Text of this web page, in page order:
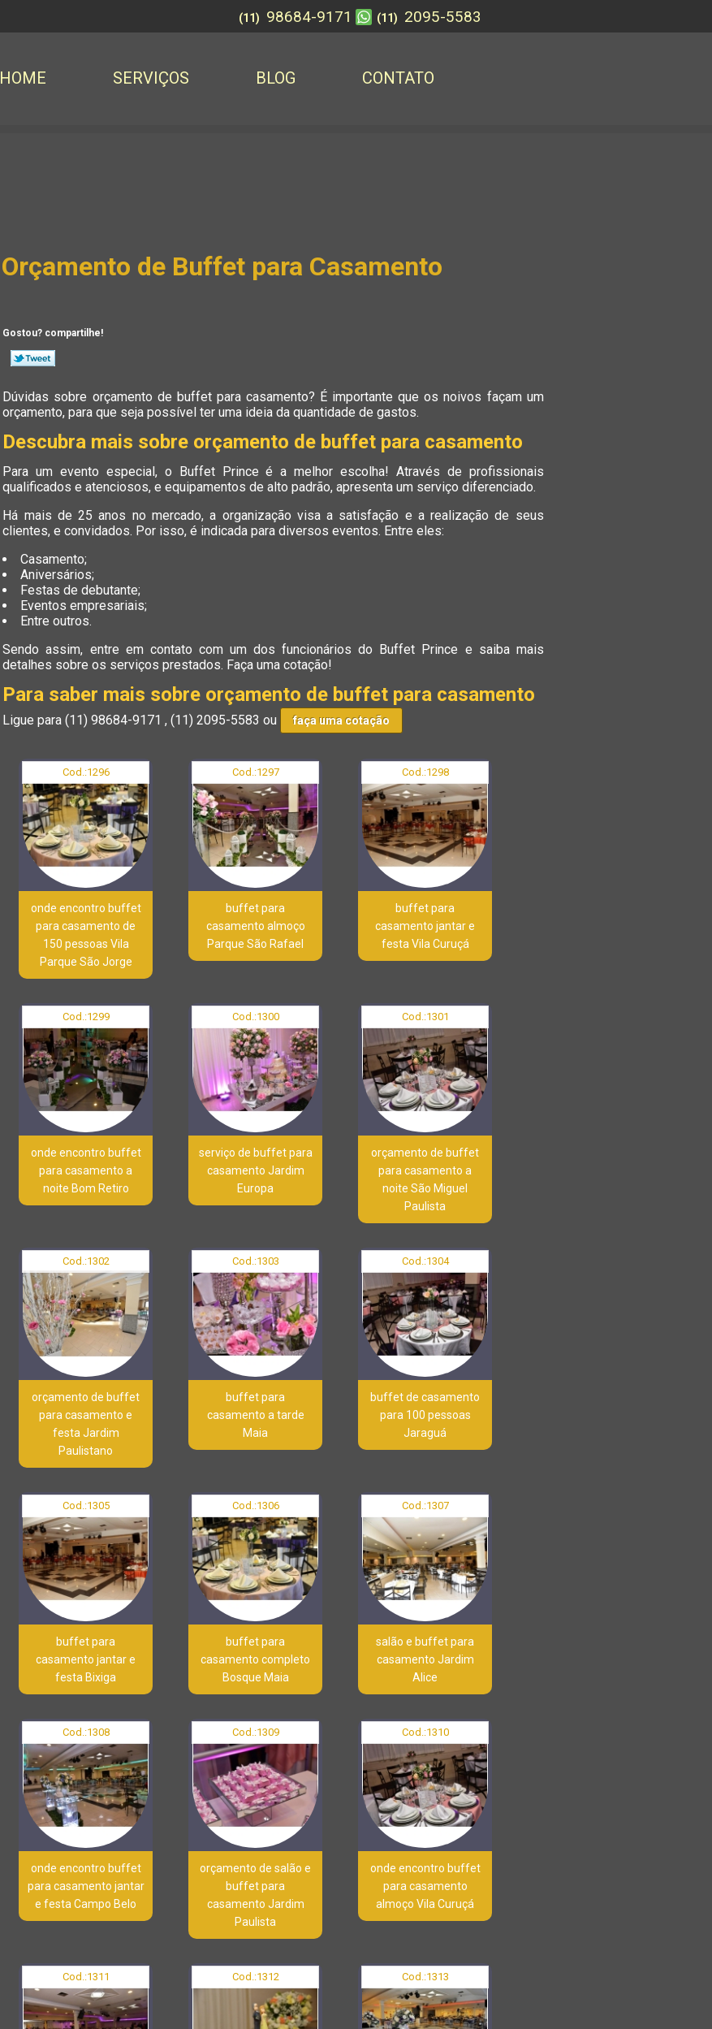
HOME SERVIÇOS BLOG CONTATO
(11) 98684-9171 (11) 2095-5583
Orçamento de Buffet para Casamento
Gostou? compartilhe!
Dúvidas sobre orçamento de buffet para casamento? É importante que os noivos façam um
orçamento, para que seja possível ter uma ideia da quantidade de gastos.
Descubra mais sobre orçamento de buffet para casamento
Para um evento especial, o Buffet Prince é a melhor escolha! Através de profissionais
qualificados e atenciosos, e equipamentos de alto padrão, apresenta um serviço diferenciado.
Há mais de 25 anos no mercado, a organização visa a satisfação e a realização de seus
clientes, e convidados. Por isso, é indicada para diversos eventos. Entre eles:
Casamento;
Aniversários;
Festas de debutante;
Eventos empresariais;
Entre outros.
Sendo assim, entre em contato com um dos funcionários do Buffet Prince e saiba mais
detalhes sobre os serviços prestados. Faça uma cotação!
Para saber mais sobre orçamento de buffet para casamento
Ligue para(11) 98684-9171 ,(11) 2095-5583 ou faça uma cotação
Cod.:1296
onde encontro buffet
para casamento de
150 pessoas Vila
Parque São Jorge
Cod.:1297
buffet para
casamento almoço
Parque São Rafael
Cod.:1298
buffet para
casamento jantar e
festa Vila Curuçá
Cod.:1299
onde encontro buffet
para casamento a
noite Bom Retiro
Cod.:1300
serviço de buffet para
casamento Jardim
Europa
Cod.:1301
orçamento de buffet
para casamento a
noite São Miguel
Paulista
Cod.:1302
orçamento de buffet
para casamento e
festa Jardim
Paulistano
Cod.:1303
buffet para
casamento a tarde
Maia
Cod.:1304
buffet de casamento
para 100 pessoas
Jaraguá
Cod.:1305
buffet para
casamento jantar e
festa Bixiga
Cod.:1306
buffet para
casamento completo
Bosque Maia
Cod.:1307
salão e buffet para
casamento Jardim
Alice
Cod.:1308
onde encontro buffet
para casamento jantar
e festa Campo Belo
Cod.:1309
orçamento de salão e
buffet para
casamento Jardim
Paulista
Cod.:1310
onde encontro buffet
para casamento
almoço Vila Curuçá
Cod.:1311 Cod.:1312 Cod.:1313